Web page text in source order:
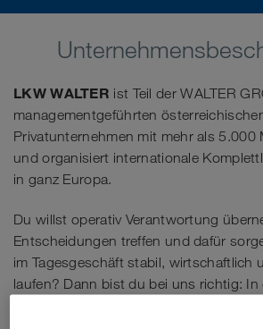
LKW WALTER ist Teil der WALTER
managementgeführten
Privatunternehmen mit mehr als 5.000
und organisiert internationale
in ganz Europa.
Du willst operativ Verantwortung
Entscheidungen treffen und dafür
im Tagesgeschäft stabil, wirtschaftlich
laufen? Dann bist du bei uns richtig: In